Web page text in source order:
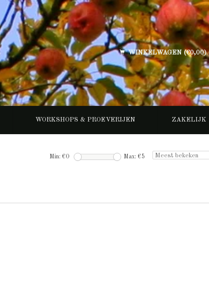
WINKELWAGEN (€0,00)
WORKSHOPS & PROEVERIJEN ZAKELIJK
Min: €0 Max: €5